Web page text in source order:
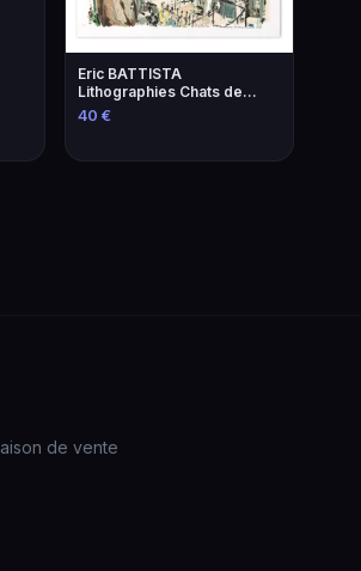
Eric BATTISTA
Lithographies Chats de
Brassens - Art
40 €
de vente